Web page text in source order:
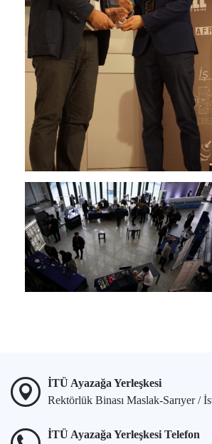
İTÜ Ayazağa Yerleşkesi
Rektörlük Binası Maslak-Sarıyer /
İTÜ Ayazağa Yerleşkesi Telefon